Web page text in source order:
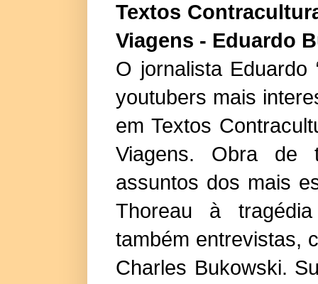
Textos
Viagens - Eduardo
O jornalista Eduardo
youtubers mais
em Textos
Viagens. Obra de
assuntos dos mais
Thoreau à
também entrevistas,
Charles Bukowski.